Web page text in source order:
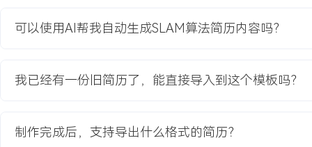
项目职责：
纹理区域（如白墙）的跟踪稳定性，通过优化IMU预积分和视觉重投
剧烈运动下的位姿估计误差降低XXX%。
块，利用激光的高精度测距信息修正VIO的累积漂移，使百米级路径
米以内。
可以使用AI帮我自动生成SLAM算法简历内容吗？
我已经有一份旧简历了，能直接导入到这个模板吗？
制作完成后，支持导出什么格式的简历？